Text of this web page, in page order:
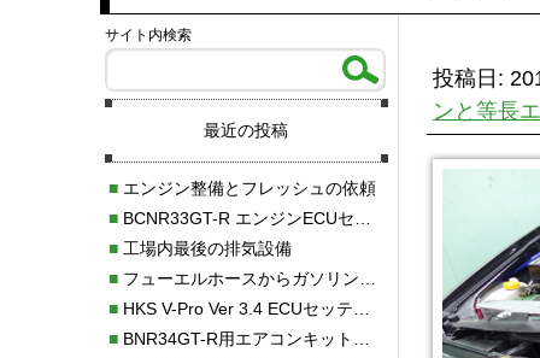
投稿日:
ンと等長
サイト内検索
最近の投稿
■エンジン整備とフレッシュの依頼
■BCNR33GT-R エンジンECUセッティング調整
■工場内最後の排気設備
■フューエルホースからガソリン漏れ
■HKS V-Pro Ver 3.4 ECUセッティング
■BNR34GT-R用エアコンキット新発売！！